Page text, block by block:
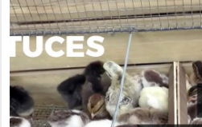
SÉNÉGAL
GHANA
ÎLE MAURICE